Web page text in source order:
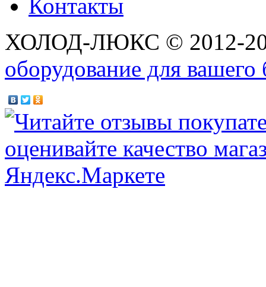
Контакты
ХОЛОД-ЛЮКС © 2012-
оборудование для вашего